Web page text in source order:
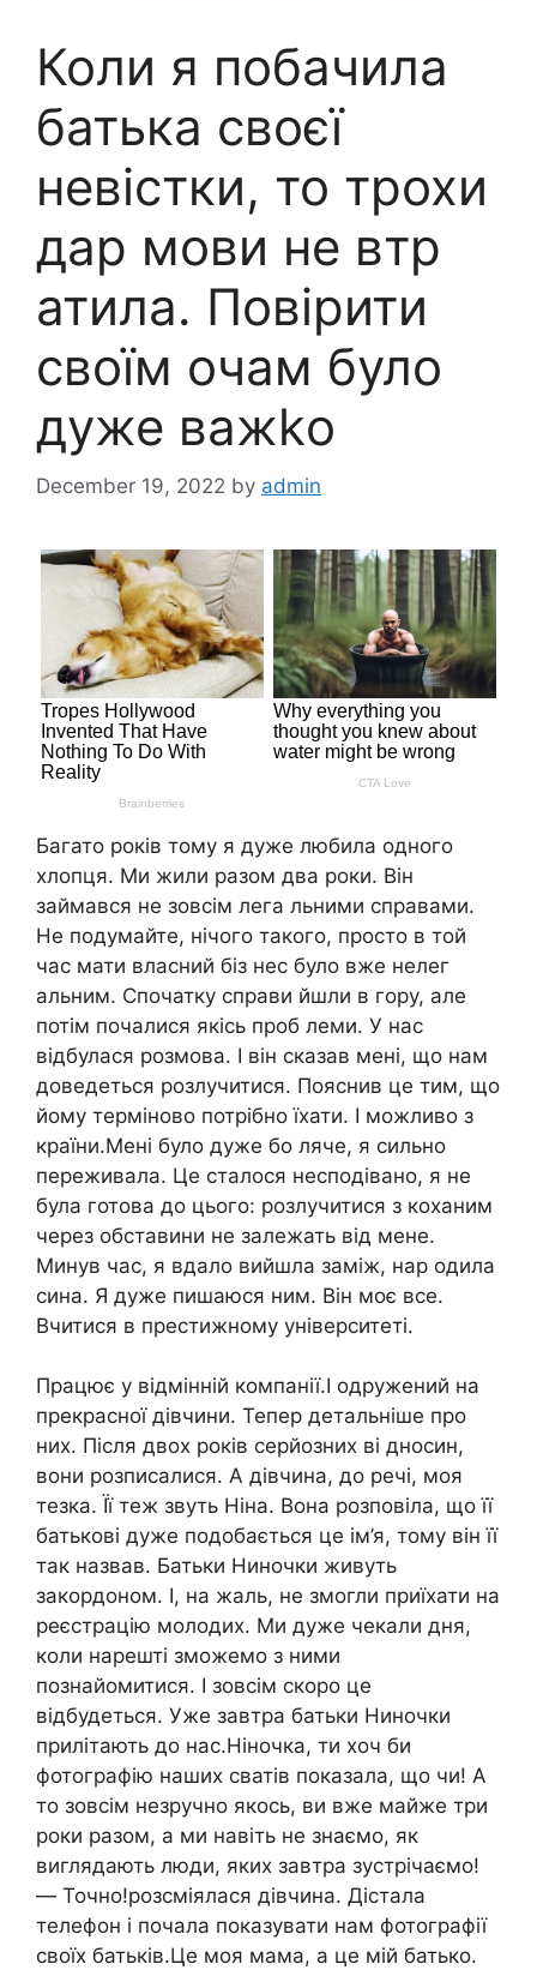
Коли я побачила
батька своєї
невістки, то трохи
дар мови не втр
атила. Повірити
своїм очам було
дyже важkо
December 19, 2022 by admin
Багато років тому я дуже любила одного
хлопця. Ми жили разом два роки. Він
займався не зовсім лега льними справами.
Не подумайте, нічого такого, просто в той
час мати власний біз нес було вже нелег
альним. Спочатку справи йшли в гору, але
потім почалися якісь проб леми. У нас
відбулася розмова. І він сказав мені, що нам
доведеться розлучитися. Пояснив це тим, що
йому терміново потрібно їхати. І можливо з
країни.Мені було дуже бо ляче, я сильно
переживала. Це сталося несподівано, я не
була готова до цього: розлучитися з коханим
через обставини не залежать від мене.
Минув час, я вдало вийшла заміж, нар одила
сина. Я дуже пишаюся ним. Він моє все.
Вчитися в престижному університеті.
Працює у відмінній компанії.І одружений на
прекрасної дівчини. Тепер детальніше про
них. Після двох років серйозних ві дносин,
вони розписалися. А дівчина, до речі, моя
тезка. Її теж звуть Ніна. Вона розповіла, що її
батькові дуже подобається це ім’я, тому він її
так назвав. Батьки Ниночки живуть
закордоном. І, на жаль, не змогли приїхати на
реєстрацію молодих. Ми дуже чекали дня,
коли нарешті зможемо з ними
познайомитися. І зовсім скоро це
відбудеться. Уже завтра батьки Ниночки
прилітають до нас.Ніночка, ти хоч би
фотографію наших сватів показала, що чи! А
то зовсім незручно якось, ви вже майже три
роки разом, а ми навіть не знаємо, як
виглядають люди, яких завтра зустрічаємо!
— Точно!розсміялася дівчина. Дістала
телефон і почала показувати нам фотографії
своїх батьків.Це моя мама, а це мій батько.